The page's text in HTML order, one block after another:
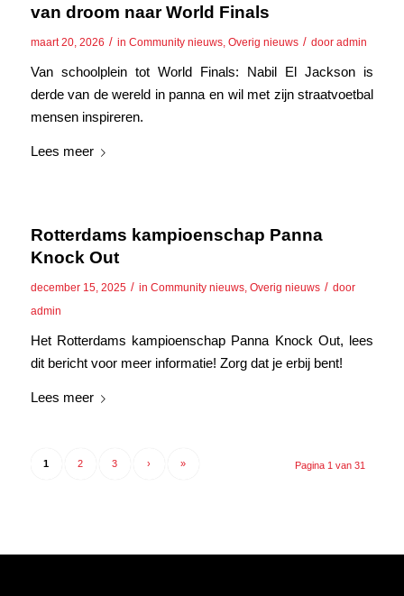
van droom naar World Finals
maart 20, 2026 / in Community nieuws, Overig nieuws / door admin
Van schoolplein tot World Finals: Nabil El Jackson is
derde van de wereld in panna en wil met zijn straatvoetbal
mensen inspireren.
Lees meer
Rotterdams kampioenschap Panna
Knock Out
december 15, 2025 / in Community nieuws, Overig nieuws / door
admin
Het Rotterdams kampioenschap Panna Knock Out, lees
dit bericht voor meer informatie! Zorg dat je erbij bent!
Lees meer
Pagina 1 van 31
1 2 3 › »